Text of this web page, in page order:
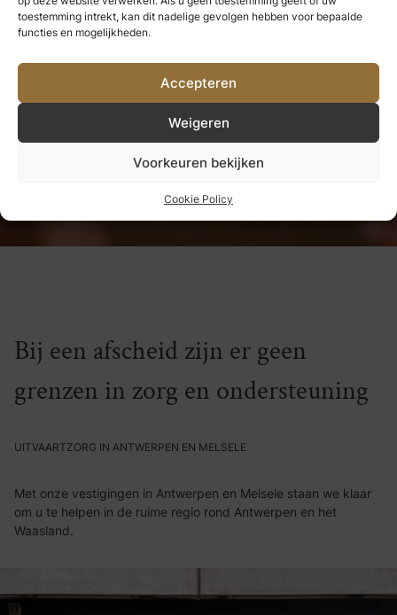
toestemming intrekt, kan dit nadelige gevolgen hebben voor bepaalde
functies en mogelijkheden.
Accepteren
Weigeren
Voorkeuren bekijken
Cookie Policy
we nooit verliezen.Alles wat we
diep liefhebben, wordt een deel
van ons.
Helen Keller
UITVAARTZORG IN ANTWERPEN EN MELSELE
Bij een afscheid zijn er geen
grenzen in zorg en ondersteuning
Met onze vestigingen in Antwerpen en Melsele staan we klaar
om u te helpen in de ruime regio rond Antwerpen en het
Waasland.